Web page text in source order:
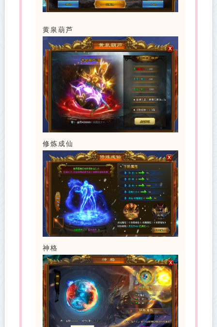
黄泉葫芦
修炼成仙
神格